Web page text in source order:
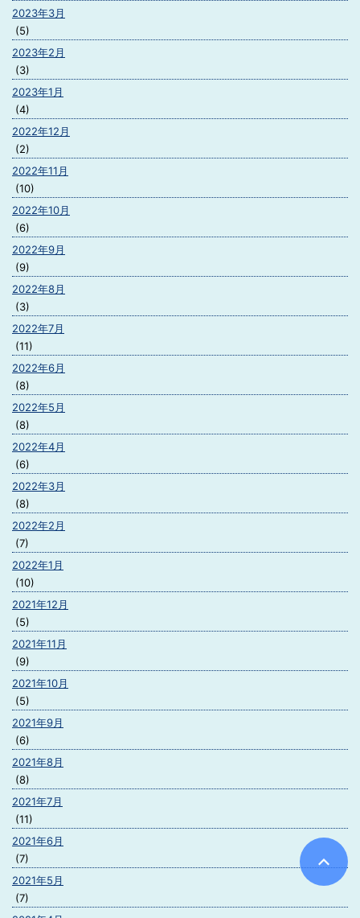
2023年3月
(5)
2023年2月
(3)
2023年1月
(4)
2022年12月
(2)
2022年11月
(10)
2022年10月
(6)
2022年9月
(9)
2022年8月
(3)
2022年7月
(11)
2022年6月
(8)
2022年5月
(8)
2022年4月
(6)
2022年3月
(8)
2022年2月
(7)
2022年1月
(10)
2021年12月
(5)
2021年11月
(9)
2021年10月
(5)
2021年9月
(6)
2021年8月
(8)
2021年7月
(11)
2021年6月
(7)
2021年5月
(7)